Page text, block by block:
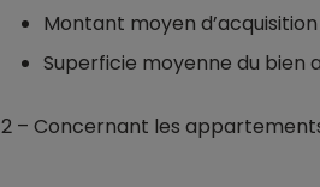
Montant moyen d’acquisition
Superficie moyenne du bien
2 – Concernant les